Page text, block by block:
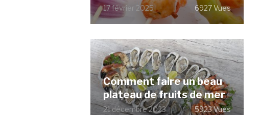
17 février 2025 6927 Vues
Comment faire un beau
plateau de fruits de mer
21 décembre 2023 5923 Vues